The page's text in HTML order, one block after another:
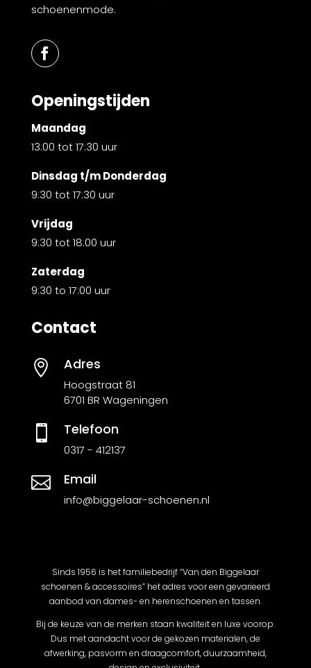
schoenenmode.
Openingstijden
Maandag
13:00 tot 17:30 uur
Dinsdag t/m Donderdag
9:30 tot 17:30 uur
Vrijdag
9:30 tot 18:00 uur
Zaterdag
9:30 to 17:00 uur
Contact
 Adres
Hoogstraat 81
6701 BR Wageningen
 Telefoon
0317 - 412137
 Email
info@biggelaar-schoenen.nl
Sinds 1956 is het familiebedrijf “Van den Biggelaar
schoenen & accessoires” het adres voor een gevarieerd
aanbod van dames- en herenschoenen en tassen.
Bij de keuze van de merken staan kwaliteit en luxe voorop.
Dus met aandacht voor de gekozen materialen, de
afwerking, pasvorm en draagcomfort, duurzaamheid,